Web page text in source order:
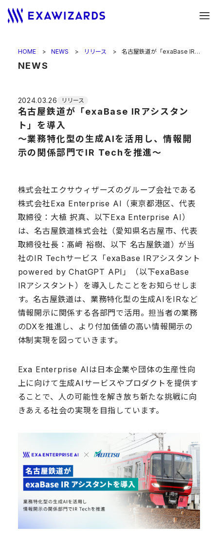
HOME NEWS リリース 名古屋鉄道が「exaBase IRアシスタント」を導入<br>〜業務特化型の生成AIを活用し、情報開示の関係部門でIR Techを推進〜
NEWS
2024.03.26 リリース
名古屋鉄道が「exaBase IRアシスタン
ト」を導入
〜業務特化型の生成AIを活用し、情報開
示の関係部門でIR Techを推進〜
株式会社エクサウィザーズのグループ会社である
株式会社Exa Enterprise AI（東京都港区、代表
取締役：大植 択真、以下Exa Enterprise AI）
は、名古屋鉄道株式会社（愛知県名古屋市、代表
取締役社長：髙﨑 裕樹、以下 名古屋鉄道）が当
社のIR Techサービス「exaBase IRアシスタント
powered by ChatGPT API」（以下exaBase
IRアシスタント）を導入したことをお知らせしま
す。名古屋鉄道は、業務特化型の生成AIをIRなど
情報開示に関係する各部門で活用。担当者の業務
のDXを推進し、より付加価値の高い情報開示の
体制実現を図っていきます。
Exa Enterprise AIは日本企業や団体の生産性向
上に向けて生成AIサービスやプロダクトを提供す
ることで、人の可能性を解き放ち新たな挑戦に向
きあえる社会の実現を目指しています。